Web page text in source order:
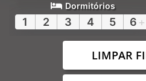
Dormitórios
1 2 3 4 5 6 +
LIMPAR